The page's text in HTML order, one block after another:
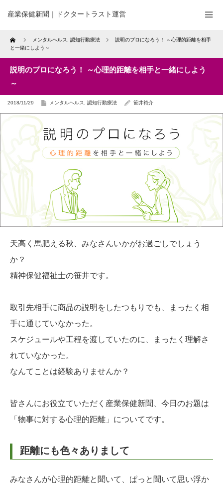
産業保健新聞｜ドクタートラスト運営
Home メンタルヘルス 認知行動療法
説明のプロになろう！ ～心理的距離を相手
と一緒にしよう～
説明のプロになろう！ ～心理的距離を相手と一緒にしよう
～
2018/11/29 メンタルヘルス 認知行動療法 笹井裕介
天高く馬肥える秋、みなさんいかがお過ごしでしょう
か？
精神保健福祉士の笹井です。
取引先相手に商品の説明をしたつもりでも、まったく相
手に通じていなかった。
スケジュールや工程を渡していたのに、まったく理解さ
れていなかった。
なんてことは経験ありませんか？
皆さんにお役立ていただく産業保健新聞、今日のお題は
「物事に対する心理的距離」についてです。
距離にも色々ありまして
みなさんが心理的距離と聞いて、ぱっと聞いて思い浮か